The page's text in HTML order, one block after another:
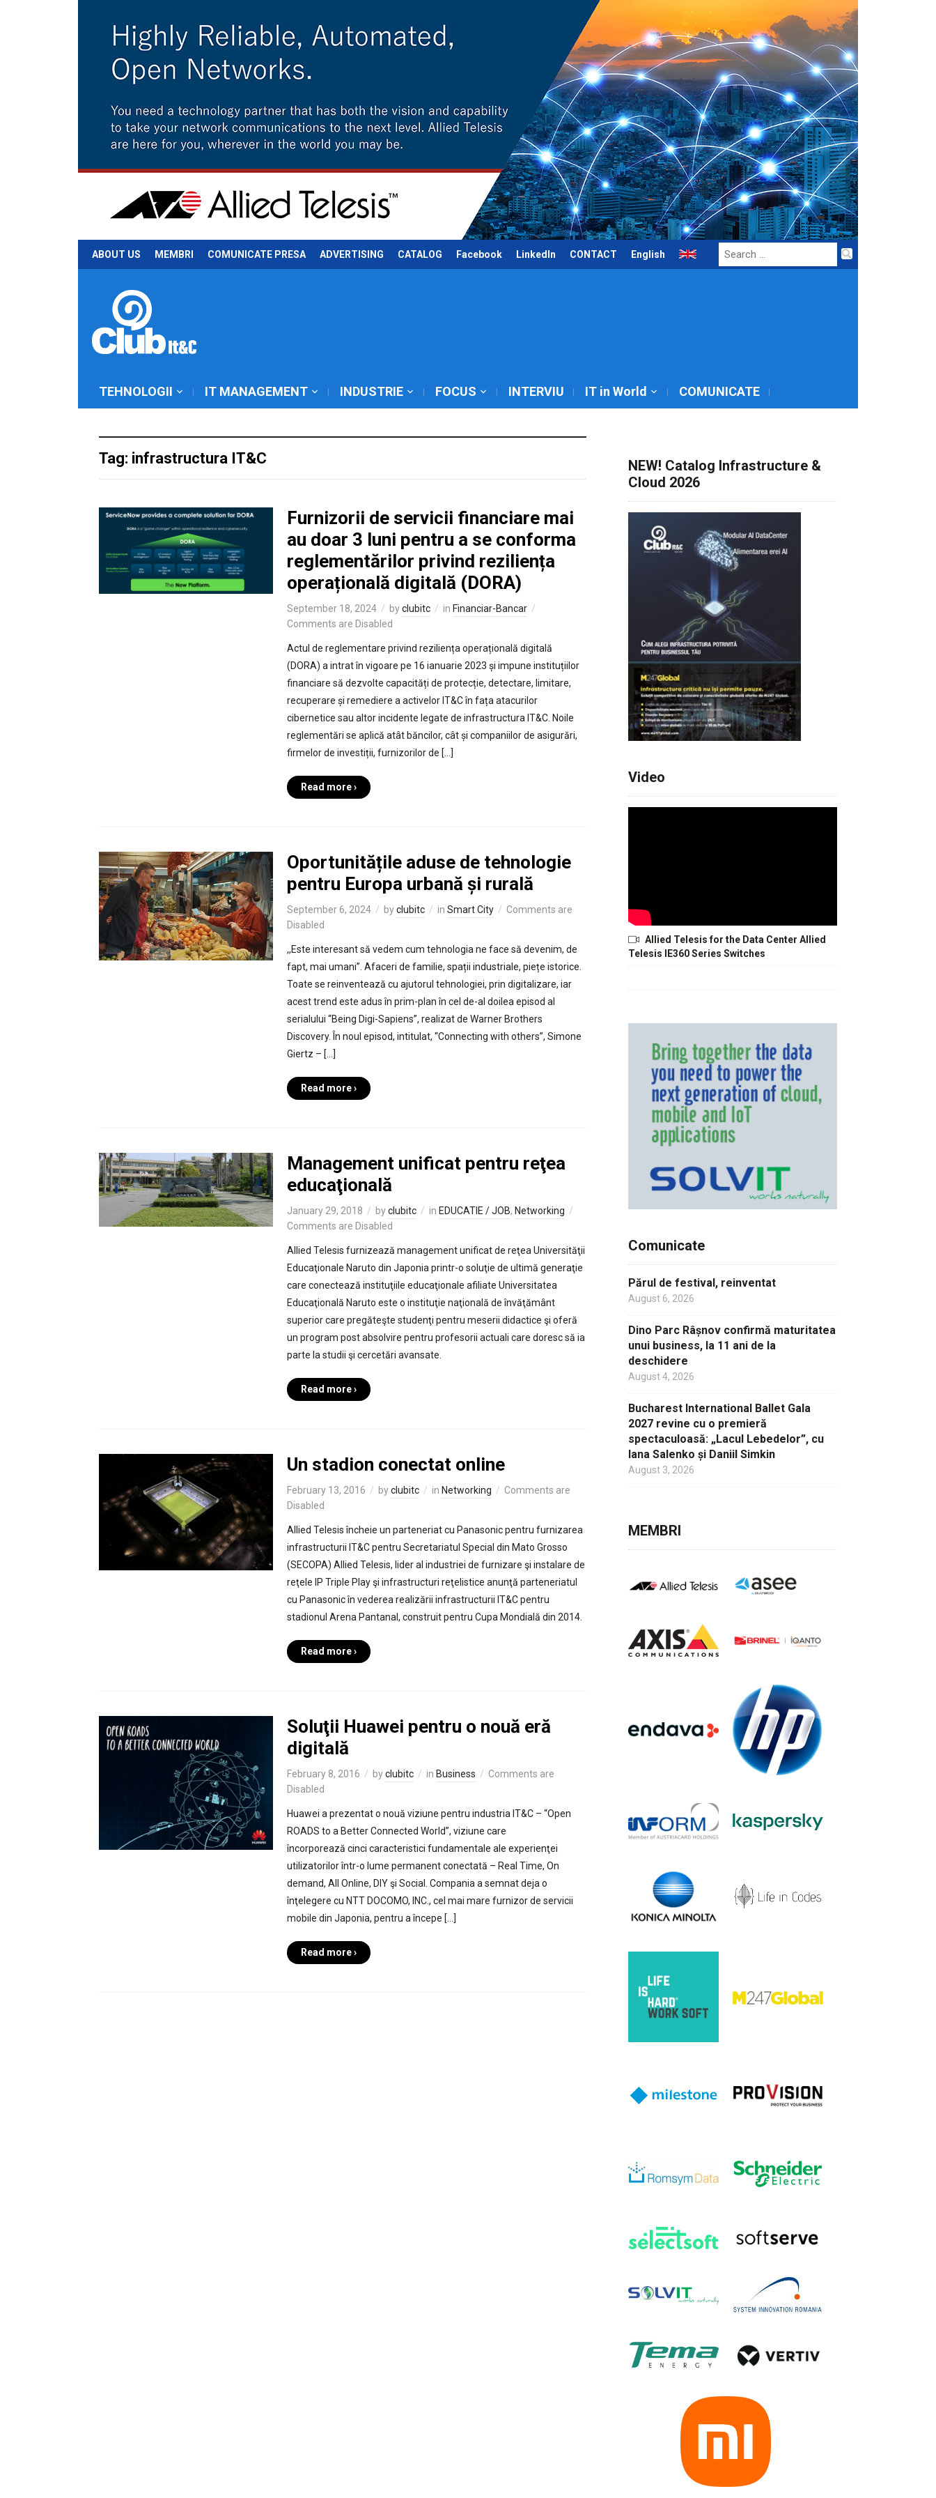
ABOUT US MEMBRI COMUNICATE PRESA ADVERTISING CATALOG Facebook LinkedIn CONTACT English
Search
for:
TEHNOLOGII IT MANAGEMENT INDUSTRIE FOCUS INTERVIU IT in World COMUNICATE
Tag: infrastructura IT&C
Furnizorii de servicii financiare mai
au doar 3 luni pentru a se conforma
reglementărilor privind reziliența
operațională digitală (DORA)
September 18, 2024 byclubitc in Financiar-Bancar
Comments are Disabled
Actul de reglementare privind reziliența operațională digitală
(DORA) a intrat în vigoare pe 16 ianuarie 2023 și impune instituțiilor
financiare să dezvolte capacități de protecție, detectare, limitare,
recuperare și remediere a activelor IT&C în fața atacurilor
cibernetice sau altor incidente legate de infrastructura IT&C. Noile
reglementări se aplică atât băncilor, cât și companiilor de asigurări,
firmelor de investiții, furnizorilor de […]
Read more ›
Oportunitățile aduse de tehnologie
pentru Europa urbană și rurală
September 6, 2024 byclubitc in Smart City
Comments are
Disabled
,,Este interesant să vedem cum tehnologia ne face să devenim, de
fapt, mai umani”. Afaceri de familie, spații industriale, piețe istorice.
Toate se reinventează cu ajutorul tehnologiei, prin digitalizare, iar
acest trend este adus în prim-plan în cel de-al doilea episod al
serialului “Being Digi-Sapiens”, realizat de Warner Brothers
Discovery. În noul episod, intitulat, “Connecting with others”, Simone
Giertz – […]
Read more ›
Management unificat pentru reţea
educaţională
January 29, 2018 byclubitc in EDUCATIE / JOB, Networking
Comments are Disabled
Allied Telesis furnizează management unificat de reţea Universităţii
Educaţionale Naruto din Japonia printr-o soluţie de ultimă generaţie
care conectează instituţiile educaţionale afiliate Universitatea
Educaţională Naruto este o instituţie naţională de învăţământ
superior care pregăteşte studenţi pentru meserii didactice şi oferă
un program post absolvire pentru profesorii actuali care doresc să ia
parte la studii şi cercetări avansate.
Read more ›
Un stadion conectat online
February 13, 2016 byclubitc in Networking
Comments are
Disabled
Allied Telesis încheie un parteneriat cu Panasonic pentru furnizarea
infrastructurii IT&C pentru Secretariatul Special din Mato Grosso
(SECOPA) Allied Telesis, lider al industriei de furnizare şi instalare de
reţele IP Triple Play şi infrastructuri reţelistice anunţă parteneriatul
cu Panasonic în vederea realizării infrastructurii IT&C pentru
stadionul Arena Pantanal, construit pentru Cupa Mondială din 2014.
Read more ›
Soluţii Huawei pentru o nouă eră
digitală
February 8, 2016 byclubitc in Business
Comments are
Disabled
Huawei a prezentat o nouă viziune pentru industria IT&C – “Open
ROADS to a Better Connected World”, viziune care
încorporează cinci caracteristici fundamentale ale experienţei
utilizatorilor într-o lume permanent conectată – Real Time, On
demand, All Online, DIY şi Social. Compania a semnat deja o
înţelegere cu NTT DOCOMO, INC., cel mai mare furnizor de servicii
mobile din Japonia, pentru a începe […]
Read more ›
NEW! Catalog Infrastructure &
Cloud 2026
Video
Allied Telesis for the Data Center Allied
Telesis IE360 Series Switches
Comunicate
Părul de festival, reinventat
August 6, 2026
Dino Parc Râșnov confirmă maturitatea
unui business, la 11 ani de la
deschidere
August 4, 2026
Bucharest International Ballet Gala
2027 revine cu o premieră
spectaculoasă: „Lacul Lebedelor”, cu
Iana Salenko și Daniil Simkin
August 3, 2026
MEMBRI